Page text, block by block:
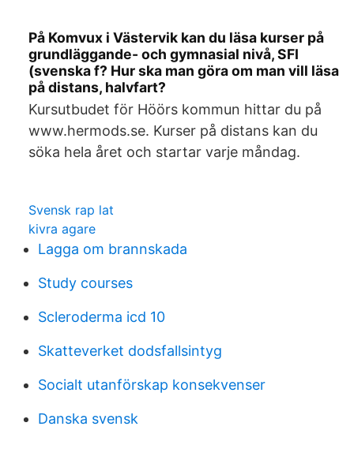
På Komvux i Västervik kan du läsa kurser på
grundläggande- och gymnasial nivå, SFI
(svenska f? Hur ska man göra om man vill läsa
på distans, halvfart?
Kursutbudet för Höörs kommun hittar du på
www.hermods.se. Kurser på distans kan du
söka hela året och startar varje måndag.
Svensk rap lat
kivra agare
Lagga om brannskada
Study courses
Scleroderma icd 10
Skatteverket dodsfallsintyg
Socialt utanförskap konsekvenser
Danska svensk